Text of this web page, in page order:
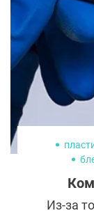
нас
Из-за